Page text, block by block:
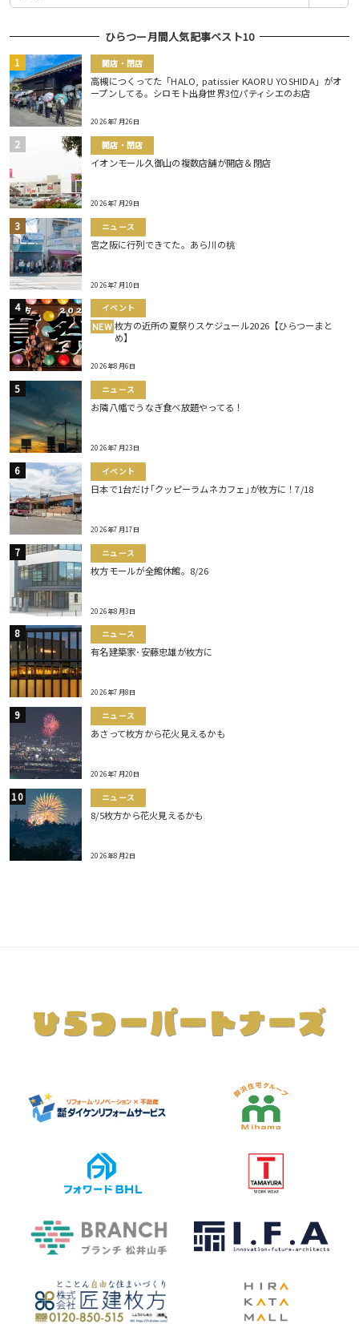
ひらつー月間人気記事ベスト10
開店・閉店
高槻につくってた「HALO, patissier KAORU YOSHIDA」がオ
ープンしてる。シロモト出身世界3位パティシエのお店
2026年7月26日
開店・閉店
イオンモール久御山の複数店舗が開店＆閉店
2026年7月29日
ニュース
宮之阪に行列できてた。あら川の桃
2026年7月10日
イベント
NEW 枚方の近所の夏祭りスケジュール2026【ひらつーまと
め】
2026年8月6日
ニュース
お隣八幡でうなぎ食べ放題やってる！
2026年7月23日
イベント
日本で1台だけ｢クッピーラムネカフェ｣が枚方に！7/18
2026年7月17日
ニュース
枚方モールが全館休館。8/26
2026年8月3日
ニュース
有名建築家･安藤忠雄が枚方に
2026年7月8日
ニュース
あさって枚方から花火見えるかも
2026年7月20日
ニュース
8/5枚方から花火見えるかも
2026年8月2日